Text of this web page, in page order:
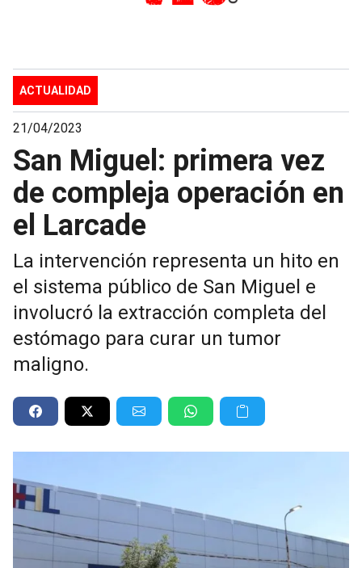
ACTUALIDAD
21/04/2023
San Miguel: primera vez
de compleja operación en
el Larcade
La intervención representa un hito en
el sistema público de San Miguel e
involucró la extracción completa del
estómago para curar un tumor
maligno.